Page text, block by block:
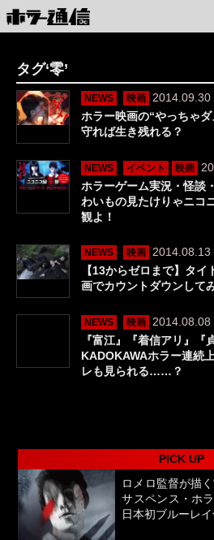
タグ‘零’
NEWS 映画
2014.09.30
ホラー映画の“やっちゃ
守れば生き残れる？
NEWS イベント 映画
ホラーゲーム実況・怪
わいもの見たけりゃニコ
観よ！
NEWS 映画
2014.08.13
【13からゼロまで】タ
画でカウントダウンして
NEWS 映画
2014.08.08
『富江』『着信アリ』
KADOKAWAホラー連続
レも見られる……？
PICK UP
ロメロ監督が描
サスペンス・ホ
日本初ブルーレ